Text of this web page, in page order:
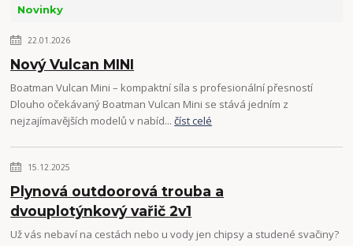
Novinky
22.01.2026
Nový Vulcan MINI
Boatman Vulcan Mini – kompaktní síla s profesionální přesností
Dlouho očekávaný Boatman Vulcan Mini se stává jedním z
nejzajímavějších modelů v nabíd...číst celé
15.12.2025
Plynová outdoorová trouba a
dvouplotýnkový vařič 2v1
Už vás nebaví na cestách nebo u vody jen chipsy a studené svačiny?